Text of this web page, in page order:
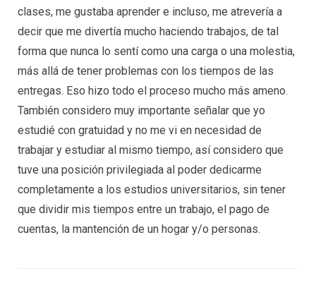
clases, me gustaba aprender e incluso, me atrevería a
decir que me divertía mucho haciendo trabajos, de tal
forma que nunca lo sentí como una carga o una molestia,
más allá de tener problemas con los tiempos de las
entregas. Eso hizo todo el proceso mucho más ameno.
También considero muy importante señalar que yo
estudié con gratuidad y no me vi en necesidad de
trabajar y estudiar al mismo tiempo, así considero que
tuve una posición privilegiada al poder dedicarme
completamente a los estudios universitarios, sin tener
que dividir mis tiempos entre un trabajo, el pago de
cuentas, la mantención de un hogar y/o personas.